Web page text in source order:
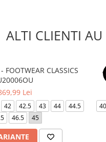
ALTI CLIENTI
FOOTWEAR CLASSICS
Lei
42 42.5 43 44
44.5
46.5 45
40